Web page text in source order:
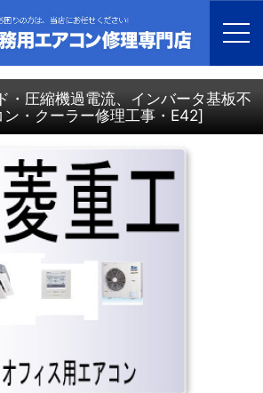
・秋田・宮城・山形・福島・業務用エアコン修理
・圧縮機過電流、インバータ基板不
・クーラー修理工事・E42]